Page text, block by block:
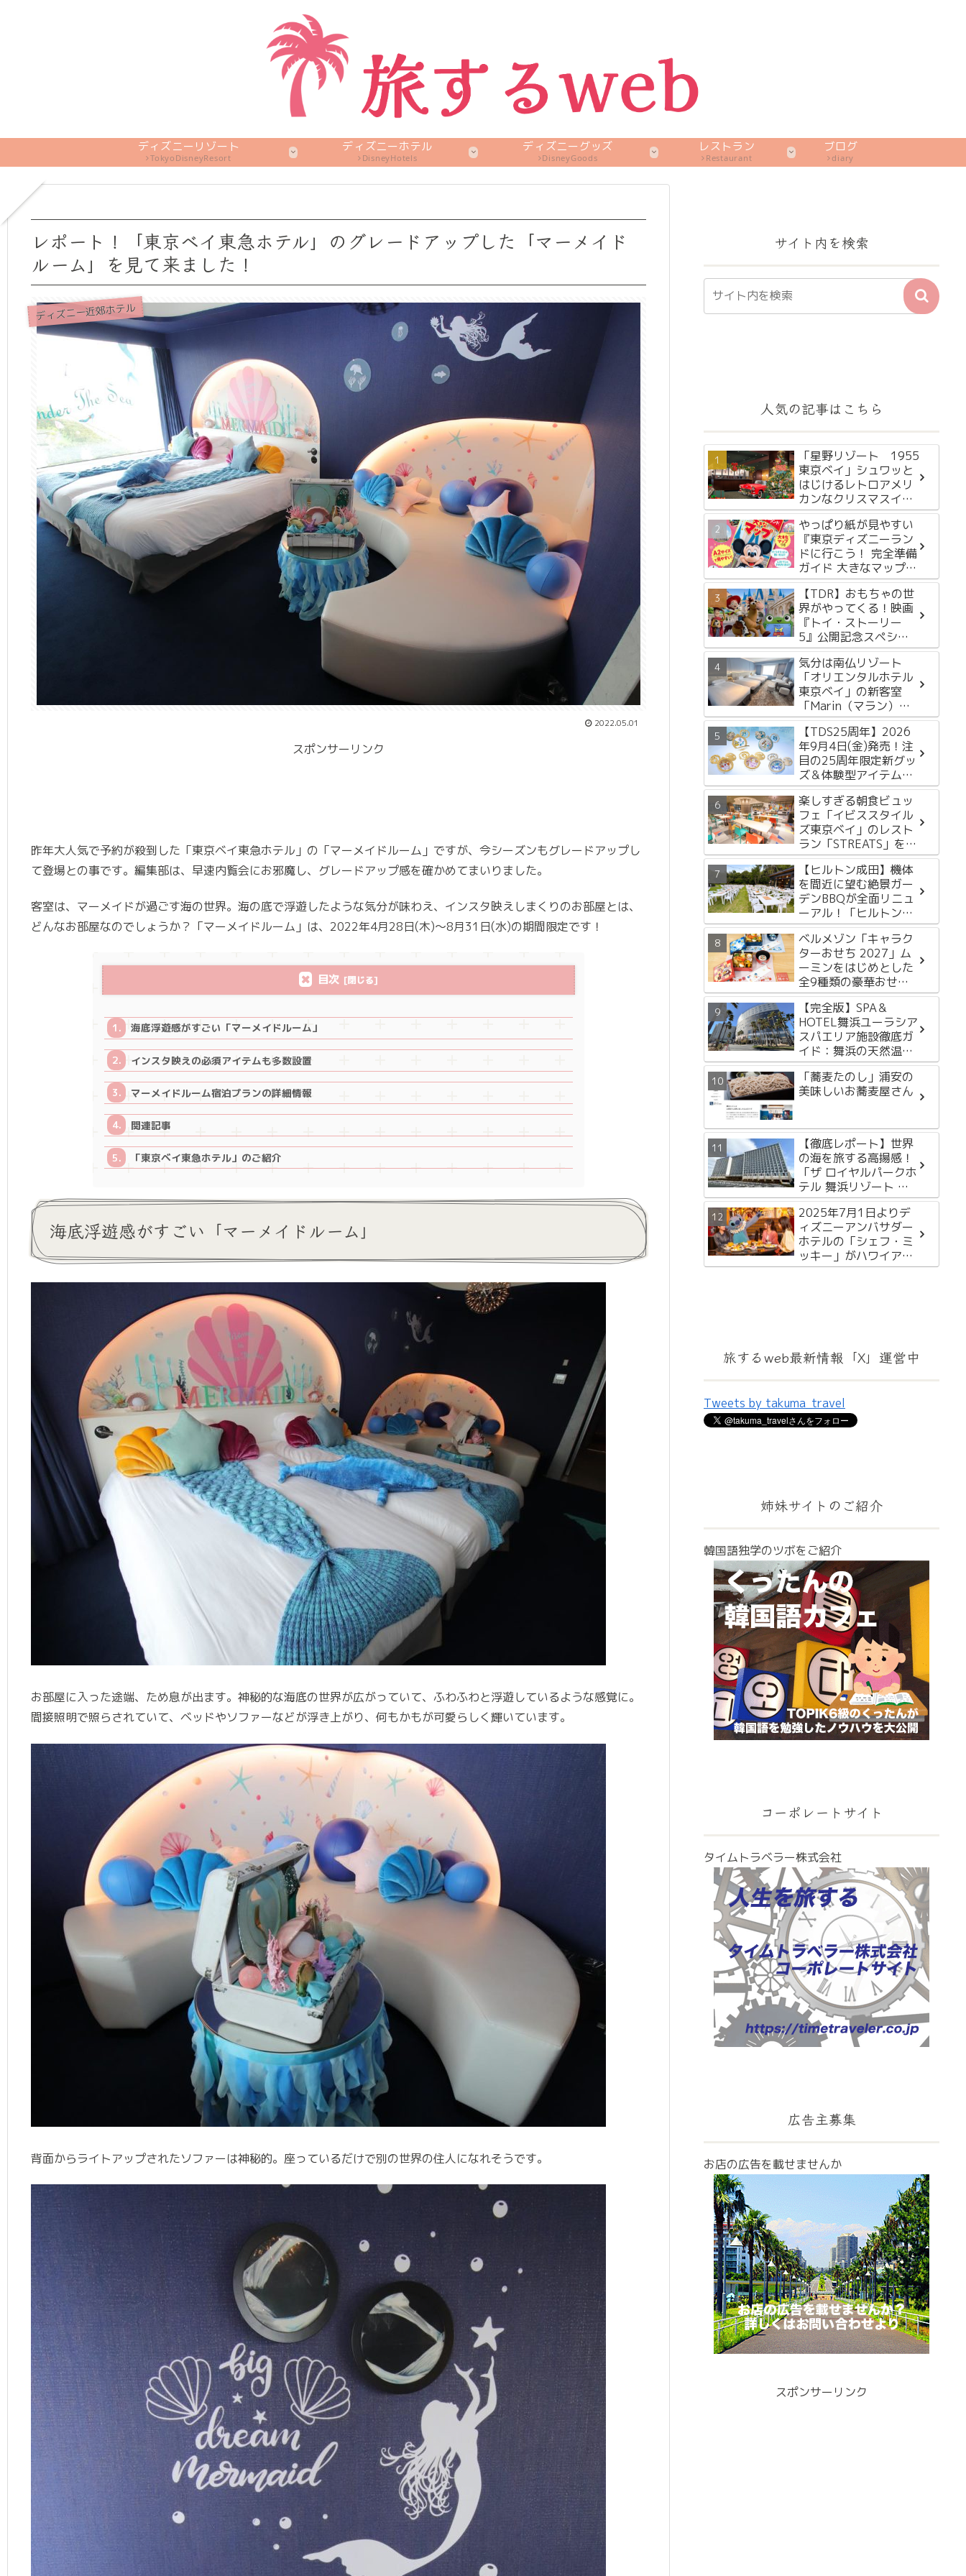
ディズニーリゾート
TokyoDisneyResort
ディズニーホテル
DisneyHotels
ディズニーグッズ
DisneyGoods
レストラン
Restaurant
ブログ
diary
レポート！「東京ベイ東急ホテル」のグレードアップした「マーメイド
ルーム」を見て来ました！
ディズニー近郊ホテル
2022.05.01
スポンサーリンク
昨年大人気で予約が殺到した「東京ベイ東急ホテル」の「マーメイドルーム」ですが、今シーズンもグレードアップし
て登場との事です。編集部は、早速内覧会にお邪魔し、グレードアップ感を確かめてまいりました。
客室は、マーメイドが過ごす海の世界。海の底で浮遊したような気分が味わえ、インスタ映えしまくりのお部屋とは、
どんなお部屋なのでしょうか？「マーメイドルーム」は、2022年4月28日(木)～8月31日(水)の期間限定です！
目次
海底浮遊感がすごい「マーメイドルーム」
インスタ映えの必須アイテムも多数設置
マーメイドルーム宿泊プランの詳細情報
関連記事
「東京ベイ東急ホテル」のご紹介
海底浮遊感がすごい「マーメイドルーム」
お部屋に入った途端、ため息が出ます。神秘的な海底の世界が広がっていて、ふわふわと浮遊しているような感覚に。
間接照明で照らされていて、ベッドやソファーなどが浮き上がり、何もかもが可愛らしく輝いています。
背面からライトアップされたソファーは神秘的。座っているだけで別の世界の住人になれそうです。
サイト内を検索
人気の記事はこちら
「星野リゾート 1955
東京ベイ」シュワッと
はじけるレトロアメリ
カンなクリスマスイベ
ント「OLDIES COLA
HOLIDAY 1955」を
2024年11月15日～12
月25日に初開催
やっぱり紙が見やすい
『東京ディズニーラン
ドに行こう！ 完全準備
ガイド 大きなマップつ
き』が2月29日に発売
【TDR】おもちゃの世
界がやってくる！映画
『トイ・ストーリー
5』公開記念スペシャ
ルイベント開催決定
気分は南仏リゾート
「オリエンタルホテル
東京ベイ」の新客室
「Marin（マラン）
Floor」をレポートし
ます！
【TDS25周年】2026
年9月4日(金)発売！注
目の25周年限定新グッ
ズ＆体験型アイテム3
選
楽しすぎる朝食ビュッ
フェ「イビススタイル
ズ東京ベイ」のレスト
ラン「STREATS」をレ
ポートします
【ヒルトン成田】機体
を間近に望む絶景ガー
デンBBQが全面リニュ
ーアル！「ヒルトンガ
ーデンバーベキュー
2026」徹底レポート
ベルメゾン「キャラク
ターおせち 2027」ム
ーミンをはじめとした
全9種類の豪華おせち
を徹底紹介
【完全版】SPA＆
HOTEL舞浜ユーラシア
スパエリア施設徹底ガ
イド：舞浜の天然温泉
で過ごす至福のひとと
き「蕎麦たのし」浦安の
美味しいお蕎麦屋さん
【徹底レポート】世界
の海を旅する高揚感！
「ザ ロイヤルパークホ
テル 舞浜リゾート 東
京ベイ」2月13日開
業！
2025年7月1日よりデ
ィズニーアンバサダー
ホテルの「シェフ・ミ
ッキー」がハワイアン
スタイルに！
旅するweb最新情報「X」運営中
Tweets by takuma_travel
姉妹サイトのご紹介
韓国語独学のツボをご紹介
コーポレートサイト
タイムトラベラー株式会社
広告主募集
お店の広告を載せませんか
スポンサーリンク